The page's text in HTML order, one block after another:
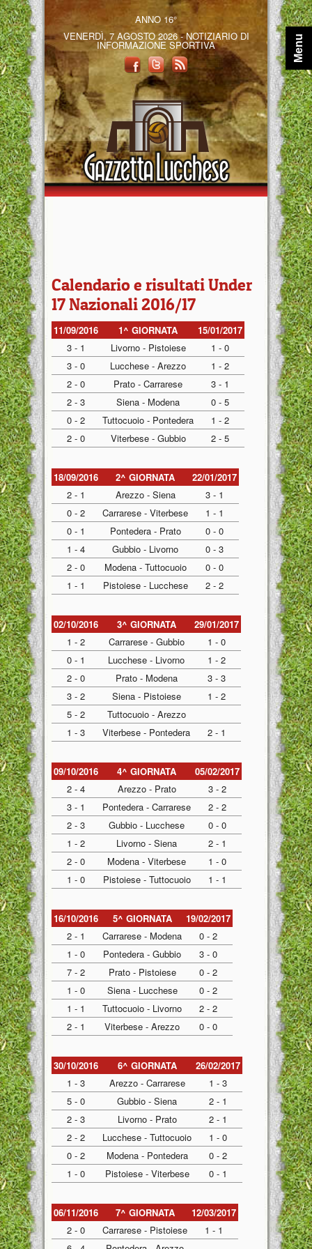
ANNO 16°
VENERDÌ, 7 AGOSTO 2026 - NOTIZIARIO DI
INFORMAZIONE SPORTIVA
Calendario e risultati Under
17 Nazionali 2016/17
11/09/2016 1^ GIORNATA
15/01/2017
3 - 1
Livorno - Pistoiese
1 - 0
3 - 0
Lucchese - Arezzo
1 - 2
2 - 0
Prato - Carrarese
3 - 1
2 - 3
Siena - Modena
0 - 5
0 - 2
Tuttocuoio - Pontedera
1 - 2
2 - 0
Viterbese - Gubbio 2 - 5
18/09/2016 2^ GIORNATA
22/01/2017
2 - 1
Arezzo - Siena
3 - 1
0 - 2
Carrarese - Viterbese
1 - 1
0 - 1
Pontedera - Prato
0 - 0
1 - 4
Gubbio - Livorno
0 - 3
2 - 0
Modena - Tuttocuoio
0 - 0
1 - 1
Pistoiese - Lucchese 2 - 2
02/10/2016 3^ GIORNATA
29/01/2017
1 - 2
Carrarese - Gubbio
1 - 0
0 - 1
Lucchese - Livorno
1 - 2
2 - 0
Prato - Modena
3 - 3
3 - 2
Siena - Pistoiese
1 - 2
5 - 2
Tuttocuoio - Arezzo
1 - 3
Viterbese - Pontedera 2 - 1
09/10/2016 4^ GIORNATA
05/02/2017
2 - 4
Arezzo - Prato
3 - 2
3 - 1
Pontedera - Carrarese
2 - 2
2 - 3
Gubbio - Lucchese
0 - 0
1 - 2
Livorno - Siena
2 - 1
2 - 0
Modena - Viterbese
1 - 0
1 - 0
Pistoiese - Tuttocuoio 1 - 1
16/10/2016 5^ GIORNATA
19/02/2017
2 - 1
Carrarese - Modena
0 - 2
1 - 0
Pontedera - Gubbio
3 - 0
7 - 2
Prato - Pistoiese
0 - 2
1 - 0
Siena - Lucchese
0 - 2
1 - 1
Tuttocuoio - Livorno
2 - 2
2 - 1
Viterbese - Arezzo 0 - 0
30/10/2016 6^ GIORNATA
26/02/2017
1 - 3
Arezzo - Carrarese
1 - 3
5 - 0
Gubbio - Siena
2 - 1
2 - 3
Livorno - Prato
2 - 1
2 - 2
Lucchese - Tuttocuoio
1 - 0
0 - 2
Modena - Pontedera
0 - 2
1 - 0
Pistoiese - Viterbese 0 - 1
06/11/2016 7^ GIORNATA
12/03/2017
2 - 0
Carrarese - Pistoiese
1 - 1
Menu